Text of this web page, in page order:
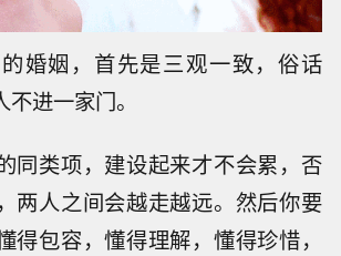
婚姻，首先是三观一致，俗话
进一家门。
同类项，建设起来才不会累，否
两人之间会越走越远。然后你要
得包容，懂得理解，懂得珍惜，